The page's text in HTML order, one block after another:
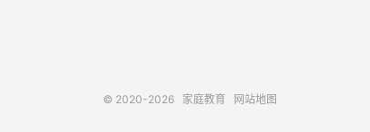
© 2020-2026 家庭教育 网站地图